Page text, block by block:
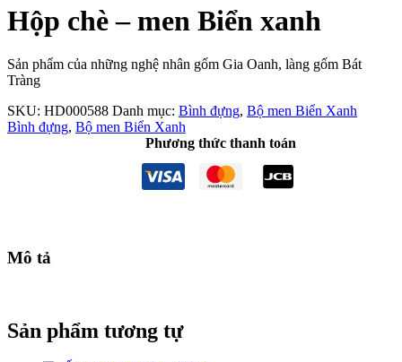
Hộp chè – men Biển xanh
Sản phẩm của những nghệ nhân gốm Gia Oanh, làng gốm Bát
Tràng
SKU: HD000588 Danh mục: Bình đựng, Bộ men Biển Xanh
Bình đựng, Bộ men Biển Xanh
Phương thức thanh toán
Mô tả
Sản phẩm tương tự